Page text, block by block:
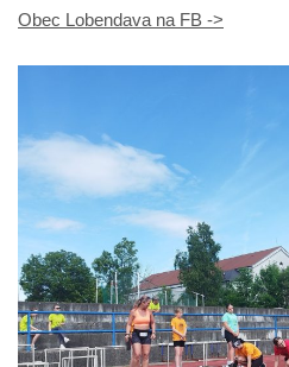
Obec Lobendava na FB ->